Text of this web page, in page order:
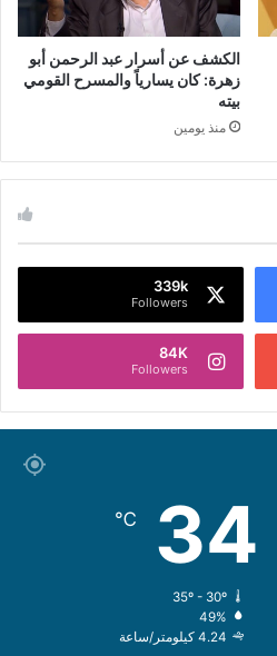
الكشف عن أسرار عبد الرحمن أبو
زهرة: كان يسارياً والمسرح القومي
بيته
منذ يومين
339k
Followers
84K
Followers
34
℃
35º - 30º
49%
4.24 كيلومتر/ساعة